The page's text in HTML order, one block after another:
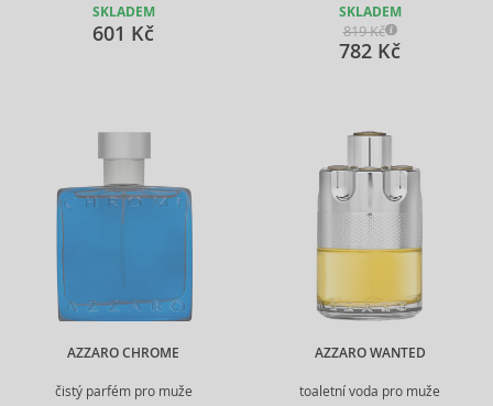
SKLADEM
601 Kč
SKLADEM
819 Kč
782 Kč
AZZARO CHROME
čistý parfém pro muže
AZZARO WANTED
toaletní voda pro muže